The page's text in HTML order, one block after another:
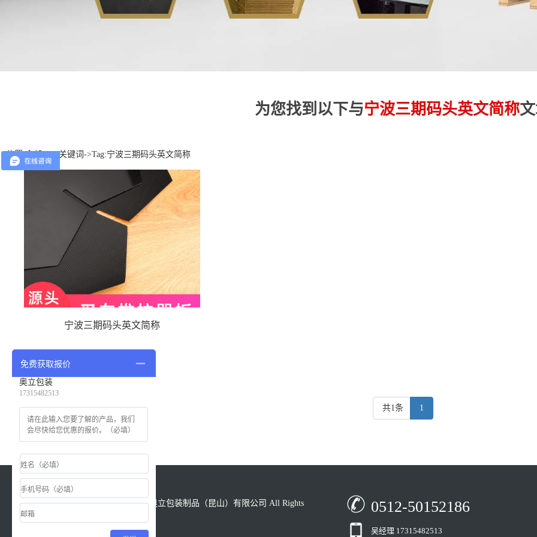
为您找到以下与宁波三期码头英文简称
位置: 全部TAG关键词 ->Tag:宁波三期码头英文简称
宁波三期码头英文简称
共1条 1
版权所有：Copyright &copy; 2021 奥立包装制品（昆山）有限公司 All Rights
Reserved.
0512-50152186
吴经理 17315482513
免费获取报价
奥立包装
17315482513